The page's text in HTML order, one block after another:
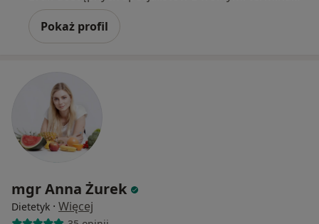
Pokaż profil
mgr Anna Żurek
Dietetyk · Więcej